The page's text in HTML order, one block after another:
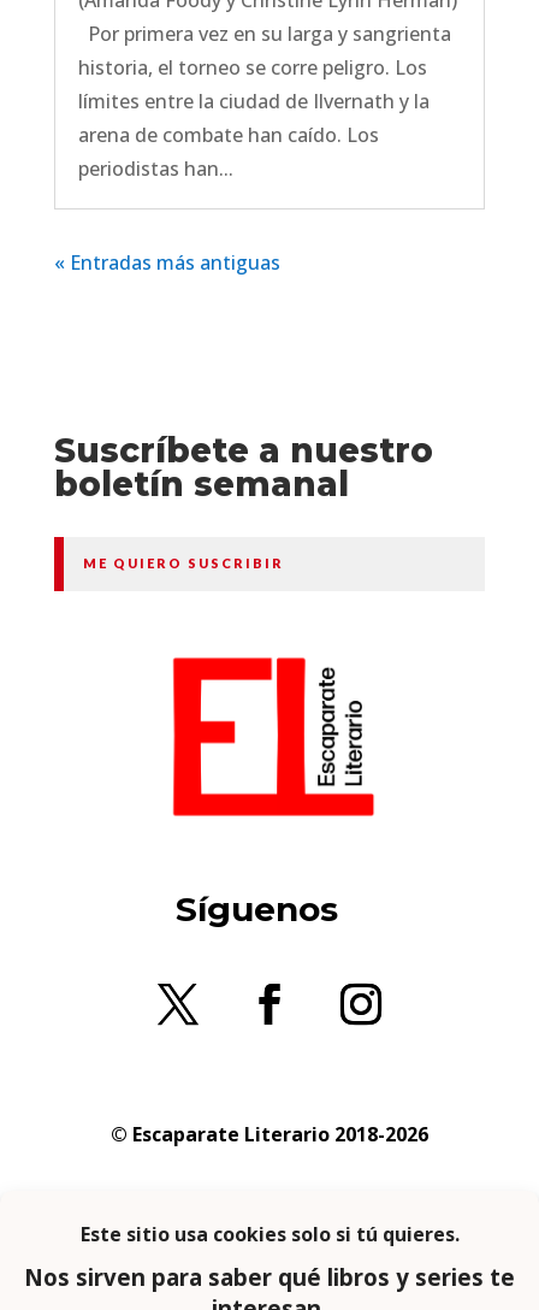
Por primera vez en su larga y sangrienta
historia, el torneo se corre peligro. Los
límites entre la ciudad de Ilvernath y la
arena de combate han caído. Los
periodistas han...
« Entradas más antiguas
Suscríbete a nuestro
boletín semanal
ME QUIERO SUSCRIBIR
Síguenos
© Escaparate Literario 2018-2026
privacidad